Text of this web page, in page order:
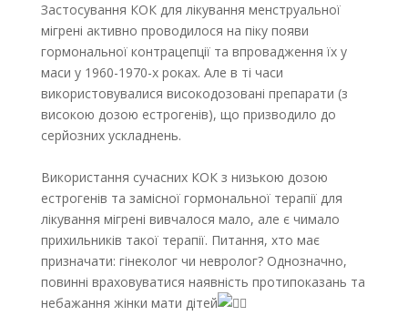
Застосування КОК для лікування менструальної
мігрені активно проводилося на піку появи
гормональної контрацепції та впровадження їх у
маси у 1960-1970-х роках. Але в ті часи
використовувалися високодозовані препарати (з
високою дозою естрогенів), що призводило до
серйозних ускладнень.
Використання сучасних КОК з низькою дозою
естрогенів та замісної гормональної терапії для
лікування мігрені вивчалося мало, але є чимало
прихильників такої терапії. Питання, хто має
призначати: гінеколог чи невролог? Однозначно,
повинні враховуватися наявність протипоказань та
небажання жінки мати дітей